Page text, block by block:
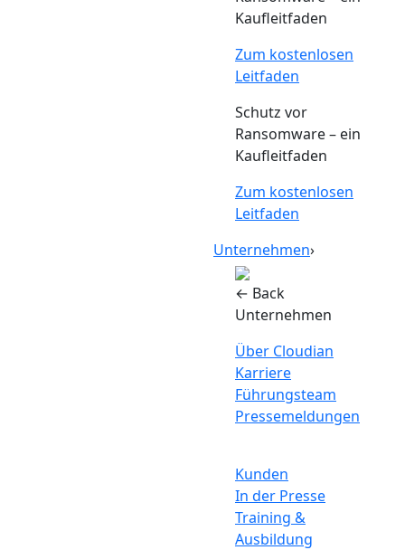
Kaufleitfaden
Zum kostenlosen
Leitfaden
Schutz vor
Ransomware – ein
Kaufleitfaden
Zum kostenlosen
Leitfaden
Unternehmen›
← Back
Unternehmen
Über Cloudian
Karriere
Führungsteam
Pressemeldungen
Kunden
In der Presse
Training &
Ausbildung